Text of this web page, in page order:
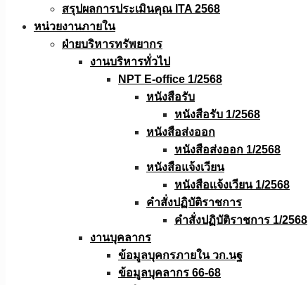
สรุปผลการประเมินคุณ ITA 2568
หน่วยงานภายใน
ฝ่ายบริหารทรัพยากร
งานบริหารทั่วไป
NPT E-office 1/2568
หนังสือรับ
หนังสือรับ 1/2568
หนังสือส่งออก
หนังสือส่งออก 1/2568
หนังสือแจ้งเวียน
หนังสือเเจ้งเวียน 1/2568
คำสั่งปฏิบัติราชการ
คำสั่งปฏิบัติราชการ 1/2568
งานบุคลากร
ข้อมูลบุคกรภายใน วก.นฐ
ข้อมูลบุคลากร 66-68